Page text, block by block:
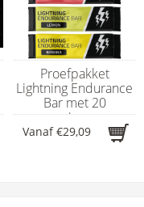
Proefpakket
Lightning Endurance
Bar met 20
energierepen
Vanaf€29,09